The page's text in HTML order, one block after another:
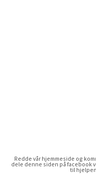
Redde vår hjemmeside og
dele denne siden på facebook
til